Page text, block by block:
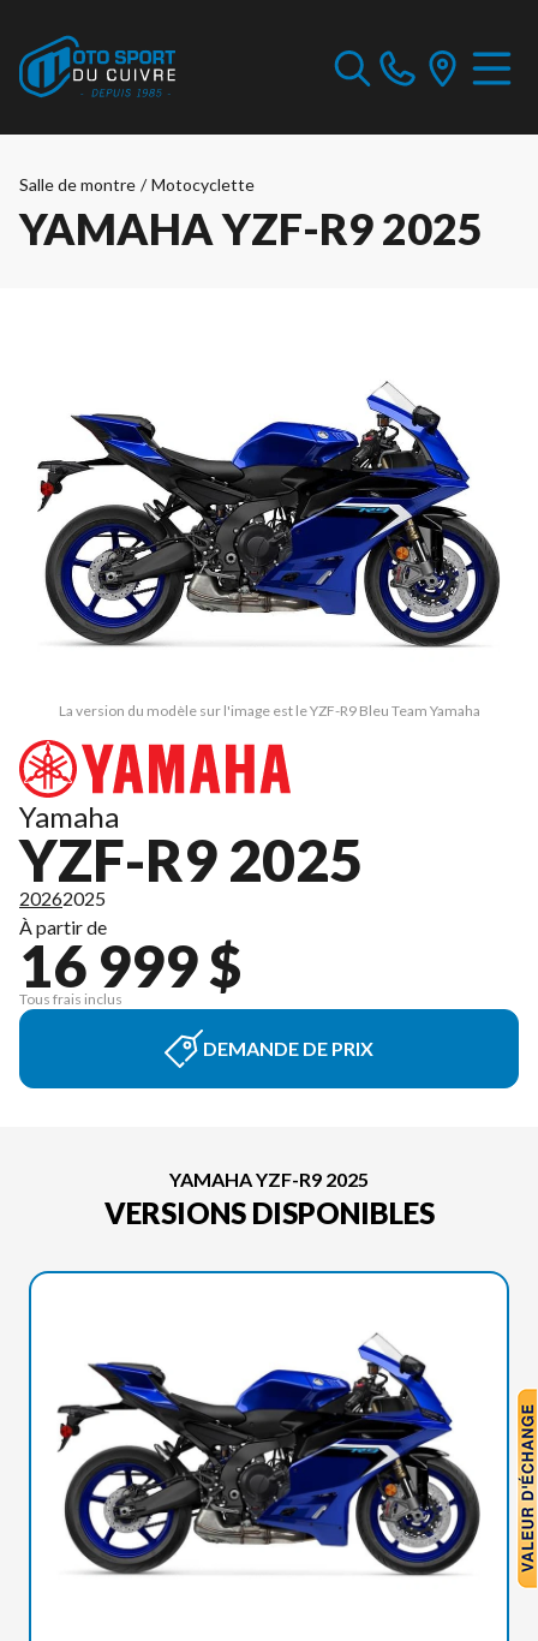
Salle de montre / Motocyclette
YAMAHA YZF-R9 2025
La version du modèle sur l'image est le YZF-R9 Bleu Team Yamaha
Yamaha
YZF-R9 2025
20262025
À partir de
16 999 $
Tous frais inclus
DEMANDE DE PRIX
YAMAHA YZF-R9 2025
VERSIONS DISPONIBLES